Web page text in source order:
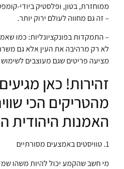
ממוחזרת, בטון, ופלסטיק ביודי-
– זה גם מחווה לעולם ירוק יותר.
– התמקדות בפונקציונליות: כמו
לא רק מרהיבה את העין אלא גם
מציעה פריטים שגם מעוצבים לשימוש
זהירות! כאן
מהטריקים הכי
האמנות היהודית
1. טוויסטים באמצעים מסורתיים
מי חשב שהקמע יכול להיות משהו